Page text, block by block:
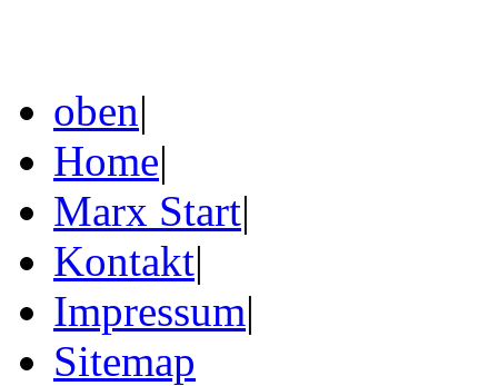
oben|
Home|
Marx Start|
Kontakt|
Impressum|
Sitemap